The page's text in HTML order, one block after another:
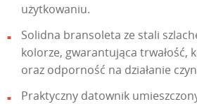
użytkowaniu.
Solidna bransoleta ze stali
kolorze, gwarantująca trwałość,
oraz odporność na działanie
Praktyczny datownik